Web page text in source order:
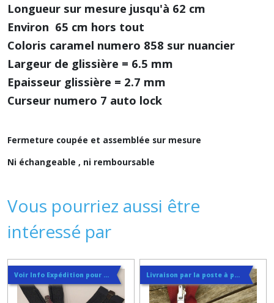
Longueur sur mesure jusqu'à 62 cm
Environ 65 cm hors tout
Coloris caramel numero 858 sur nuancier
Largeur de glissière = 6.5 mm
Epaisseur glissière = 2.7 mm
Curseur numero 7 auto lock
Fermeture coupée et assemblée sur mesure
Ni échangeable , ni remboursable
Vous pourriez aussi être
intéressé par
Voir Info Expédition pour Régler les Frais de Port au Meilleur Prix , En haut d'ecran à Droite Livraison par la poste à partir de 3€